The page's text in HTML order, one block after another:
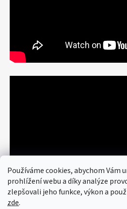
Používáme cookies, abychom Vám
prohlížení webu a díky analýze
zlepšovali jeho funkce, výkon a
zde.